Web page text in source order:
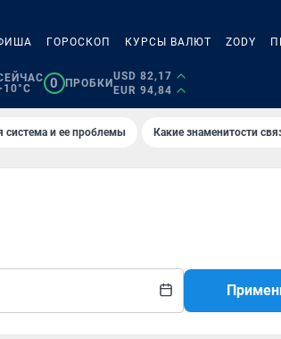
ГОРОСКОП КУРСЫ ВАЛЮТ ZODY
0 ПРОБКИ
USD 82,17
EUR 94,84
система и ее проблемы Какие знаменитости